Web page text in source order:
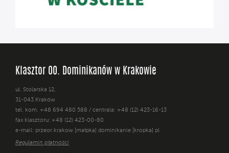
Klasztor OO. Dominikanów w Krakowie
ul. Stolarska 12,
31-043 Kraków
tel. kom. +48 694 480 588 / centrala: +48 (12) 423-16-13
fax klasztoru: +48 (12) 423-00-80
e-mail: przeor.krakow [małpka] dominikanie [kropka] pl
Regulamin płatności